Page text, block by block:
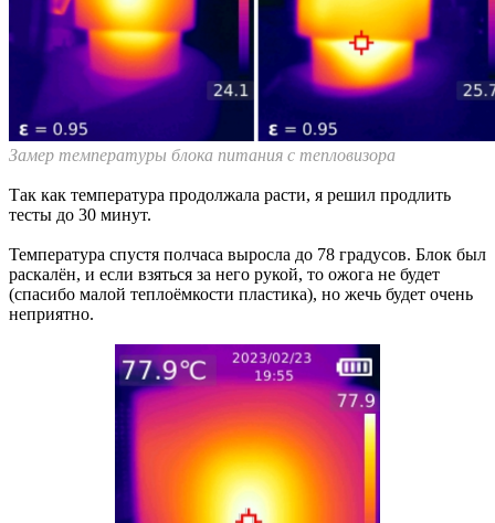
Замер температуры блока питания с тепловизора
Так как температура продолжала расти, я решил продлить
тесты до 30 минут.
Температура спустя полчаса выросла до 78 градусов. Блок был
раскалён, и если взяться за него рукой, то ожога не будет
(спасибо малой теплоёмкости пластика), но жечь будет очень
неприятно.